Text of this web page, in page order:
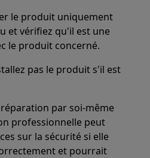
le produit uniquement
et vérifiez qu'il est une
le produit concerné.
pas le produit s'il est
par soi-même
professionnelle peut
sur la sécurité si elle
et pourrait